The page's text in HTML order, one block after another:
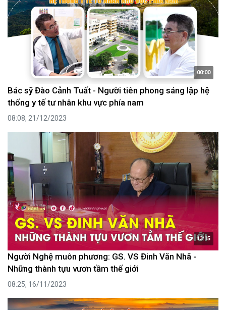
00:00
Bác sỹ Đào Cảnh Tuất - Người tiên phong sáng lập hệ
thống y tế tư nhân khu vực phía nam
08:08, 21/12/2023
13:15
Người Nghệ muôn phương: GS. VS Đinh Văn Nhã -
Những thành tựu vươn tầm thế giới
08:25, 16/11/2023